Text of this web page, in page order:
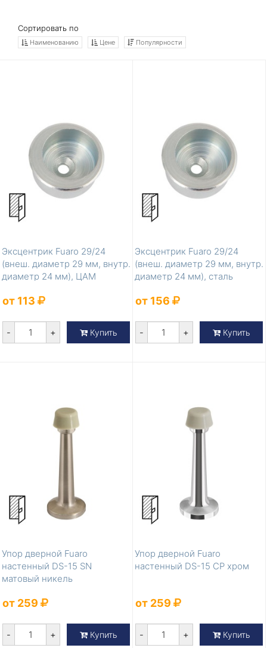
Сортировать по
Наименованию Цене Популярности
Эксцентрик Fuaro 29/24
(внеш. диаметр 29 мм, внутр.
диаметр 24 мм), ЦАМ
от 113
- + Купить
Эксцентрик Fuaro 29/24
(внеш. диаметр 29 мм, внутр.
диаметр 24 мм), сталь
от 156
- + Купить
Упор дверной Fuaro
настенный DS-15 SN
матовый никель
от 259
- + Купить
Упор дверной Fuaro
настенный DS-15 CP хром
от 259
- + Купить